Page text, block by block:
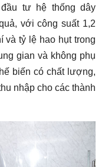
tư hệ thống dây
với công suất 1,2
và tỷ lệ hao hụt trong
gian và không phụ
biến có chất lượng,
nhập cho các thành